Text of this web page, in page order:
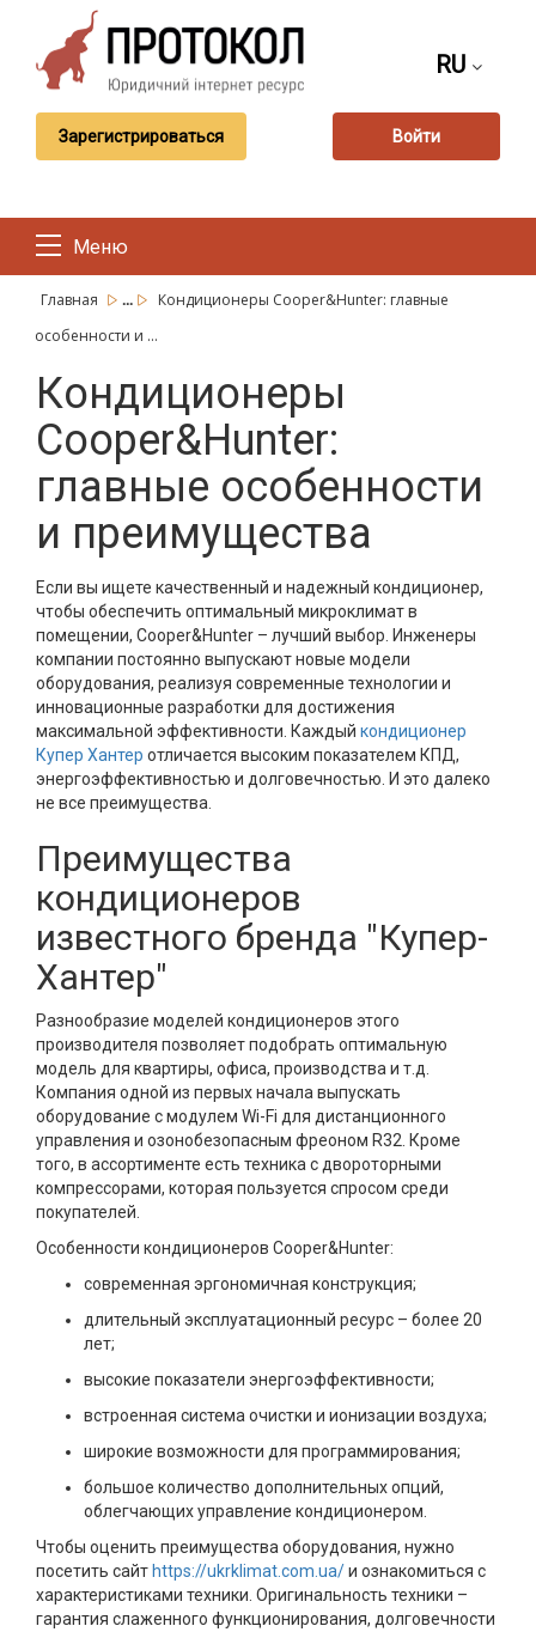
RU
Зарегистрироваться Войти
Меню
Главная ...
Кондиционеры Cooper&Hunter: главные
особенности и ...
Кондиционеры
Cooper&Hunter:
главные особенности
и преимущества
Если вы ищете качественный и надежный кондиционер,
чтобы обеспечить оптимальный микроклимат в
помещении, Cooper&Hunter – лучший выбор. Инженеры
компании постоянно выпускают новые модели
оборудования, реализуя современные технологии и
инновационные разработки для достижения
максимальной эффективности. Каждый кондиционер
Купер Хантер отличается высоким показателем КПД,
энергоэффективностью и долговечностью. И это далеко
не все преимущества.
Преимущества
кондиционеров
известного бренда "Купер-
Хантер"
Разнообразие моделей кондиционеров этого
производителя позволяет подобрать оптимальную
модель для квартиры, офиса, производства и т.д.
Компания одной из первых начала выпускать
оборудование с модулем Wi-Fi для дистанционного
управления и озонобезопасным фреоном R32. Кроме
того, в ассортименте есть техника с двороторными
компрессорами, которая пользуется спросом среди
покупателей.
Особенности кондиционеров Cooper&Hunter:
современная эргономичная конструкция;
длительный эксплуатационный ресурс – более 20
лет;
высокие показатели энергоэффективности;
встроенная система очистки и ионизации воздуха;
широкие возможности для программирования;
большое количество дополнительных опций,
облегчающих управление кондиционером.
Чтобы оценить преимущества оборудования, нужно
посетить сайт https://ukrklimat.com.ua/и ознакомиться с
характеристиками техники. Оригинальность техники –
гарантия слаженного функционирования, долговечности